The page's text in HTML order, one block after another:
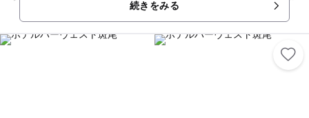
分の目で上からみてみませんか？初心者の方には経験豊富なインストラク
ターが操縦し一緒に飛ぶタングラムフライトがお勧めです。 小学生から7
0歳ぐらいまでの方まで老若男女、ご家族でお楽しみいただけるよう他に
半日体験コースを、上級者の方にはライセンス取得コースもあります。参
加にはご予約の方を優先となりますが、当日のお申込みでも問題ありませ
ん。とりあえず見学にお越しいただき、その場で飛びたい、と当日の参加
続きをみる